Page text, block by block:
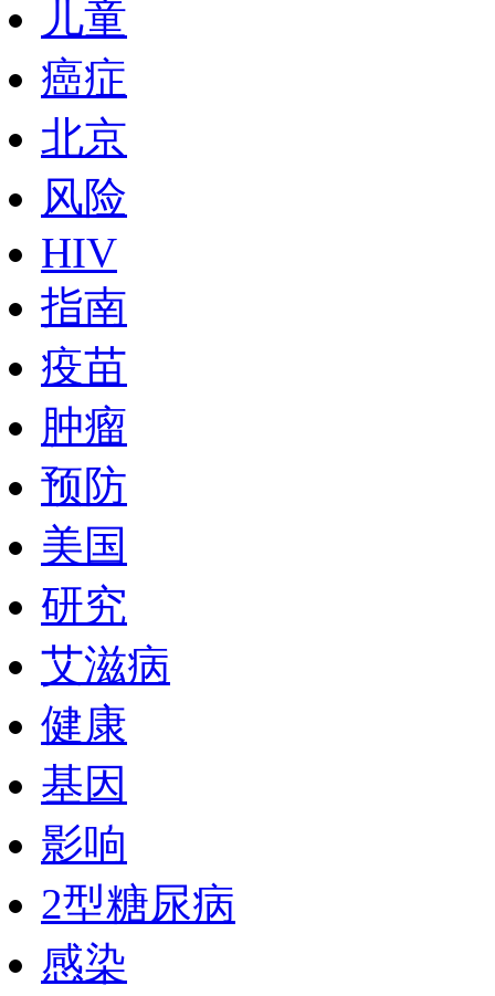
儿童
癌症
北京
风险
HIV
指南
疫苗
肿瘤
预防
美国
研究
艾滋病
健康
基因
影响
2型糖尿病
感染